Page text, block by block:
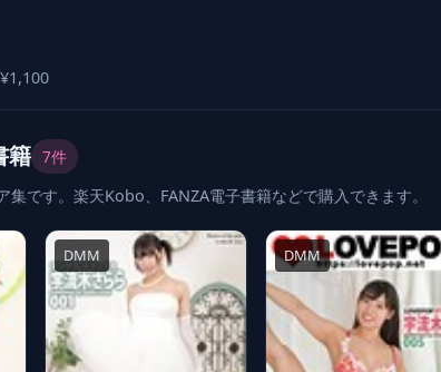
籍 7件
集です。楽天Kobo、FANZA電子書籍などで購入できます。
DMM DMM